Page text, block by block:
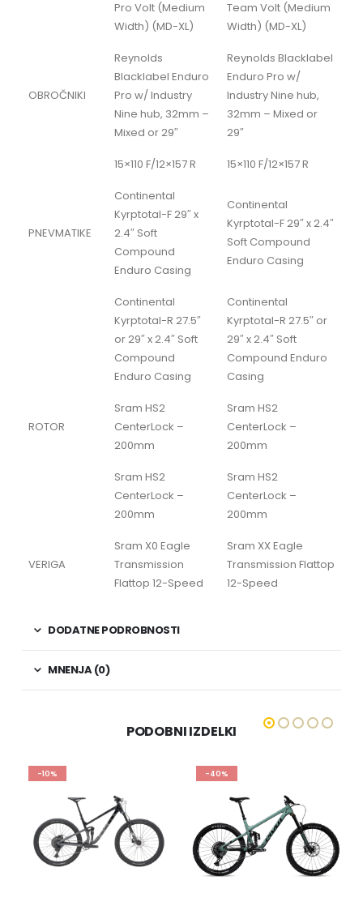
Pro Volt (Medium
Width) (MD-XL)
Team Volt (Medium
Width) (MD-XL)
OBROČNIKI
Reynolds
Blacklabel Enduro
Pro w/ Industry
Nine hub, 32mm –
Mixed or 29″
Reynolds Blacklabel
Enduro Pro w/
Industry Nine hub,
32mm – Mixed or
29″
15×110 F/12×157 R 15×110 F/12×157 R
PNEVMATIKE
Continental
Kyrptotal-F 29″ x
2.4″ Soft
Compound
Enduro Casing
Continental
Kyrptotal-F 29″ x 2.4″
Soft Compound
Enduro Casing
Continental
Kyrptotal-R 27.5″
or 29″ x 2.4″ Soft
Compound
Enduro Casing
Continental
Kyrptotal-R 27.5″ or
29″ x 2.4″ Soft
Compound Enduro
Casing
ROTOR
Sram HS2
CenterLock –
200mm
Sram HS2
CenterLock –
200mm
Sram HS2
CenterLock –
200mm
Sram HS2
CenterLock –
200mm
VERIGA
Sram X0 Eagle
Transmission
Flattop 12-Speed
Sram XX Eagle
Transmission Flattop
12-Speed
DODATNE PODROBNOSTI
MNENJA (0)
PODOBNI IZDELKI
-10% -40%